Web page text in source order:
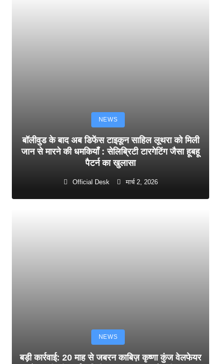
NEWS
बॉलीवुड के बाद अब डिफेंस टाइकून साहिल लूथरा को मिली
जान से मारने की धमकियाँ : सेलिब्रिटी टारगेटिंग जैसा हूबहू
पैटर्न का खुलासा
Official Desk मार्च 2, 2026
NEWS
बड़ी कार्रवाई: 20 माह से जबरन काबिज़ कृष्णा कुंज वेलफेयर